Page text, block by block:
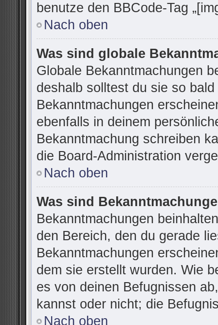
benutze den BBCode-Tag
Nach oben
Was sind globale
Globale Bekanntmachungen
deshalb solltest du sie so
Bekanntmachungen
ebenfalls in deinem
Bekanntmachung schreiben
die Board-Administration
Nach oben
Was sind
Bekanntmachungen
den Bereich, den du gerade
Bekanntmachungen
dem sie erstellt wurden. Wie
es von deinen Befugnissen
kannst oder nicht; die
Nach oben